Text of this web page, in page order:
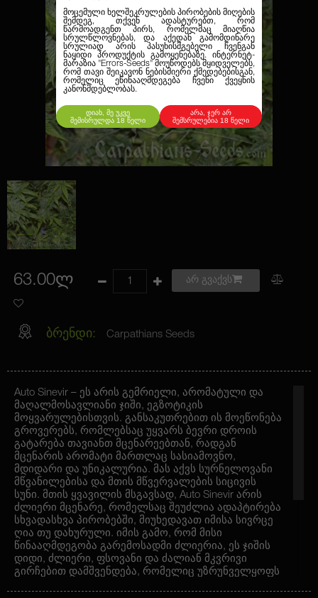
მოცემული ხელშეკრულების პირობების მიღების
შემდეგ, თქვენ ადასტურებთ, რომ
წარმოადგენთ პირს, რომელმაც მიაღწია
სრულწლოვნებას, და აქედან გამომდინარე
სრულიად არის პასუხისმგებელი ჩვენგან
ნაყიდი პროდუქტის გამოყენებაზე. ინტერნეტ-
მარაზია "Errors-Seeds" მოუწოდებს მყიდველებს,
რომ თავი შეიკავონ ნებისმიერი ქმედებებისგან,
რომელიც ეწინააღმდეგება ჩვენი ქვეყნის
კანონმდებლობას.
დიახ, მე უკვე
შემისრულდა 18 წელი
არა, ჯერ არ
შემსრულებია 18 წელი
63.00ლ არ გვაქვს
ბრენდი: Carpathians Seeds
Auto Sinevir – ეს არის გემრიელი, არომატული და
მაღალმოსავლიანი ჯიში, ეგზოტიკის
მოყვარულებისთვის. განსაკუთრებით ის მოეწონება
გროვერებს, რომლებსაც უყვარს ბევრი დროის
გატარება თავიანთ მცენარეებთან, რადგან
მცენარის არომატი მართლაც სასიამოვნო,
მდიდარი და უნიკალურია. მას აქვს სურნელოვანი
მწვანილებისა და მთის მწვერვალების სიცივის
სუნი. მთის ყვავილის მსგავსად, Auto Sinevir არის
ძლიერი მცენარე, რომელსაც შეუძლია ადაპტირება
სხვადასხვა პირობებში, მიუხედავათ იმისა სივრცე
ღია თუ დახურული. იმის გამო, რომ მისი
წინააღმდეგობა გარემოსადმი ძლიერია, ეს ჯიშის
დიდი, ძლიერი, ფსოვანი და ძალიან მკვრივი
გირჩებით დამშვენდება, რომელიც უზრუნველყოფს